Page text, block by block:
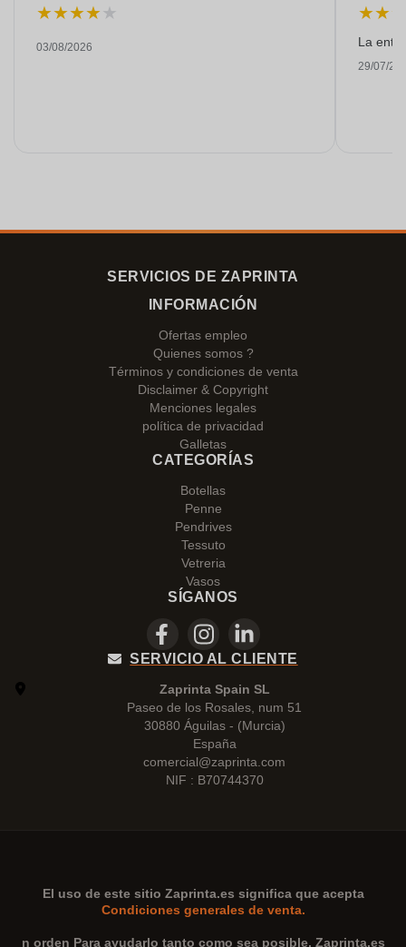
★★★★★
03/08/2026
★★
La
29/07/
SERVICIOS DE ZAPRINTA
INFORMACIÓN
Ofertas empleo
Quienes somos ?
Términos y condiciones de venta
Disclaimer & Copyright
Menciones legales
política de privacidad
Galletas
CATEGORÍAS
Botellas
Penne
Pendrives
Tessuto
Vetreria
Vasos
SÍGANOS
SERVICIO AL CLIENTE
Zaprinta Spain SL
Paseo de los Rosales, num 51
30880 Águilas - (Murcia)
España
comercial@zaprinta.com
NIF : B70744370
El uso de este sitio Zaprinta.es significa que acepta
Condiciones generales de venta.
n orden Para ayudarlo tanto como sea posible, Zaprinta.es